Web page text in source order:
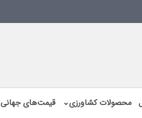
محصولات کشاورزی⌄ قیمت‌های جهانی